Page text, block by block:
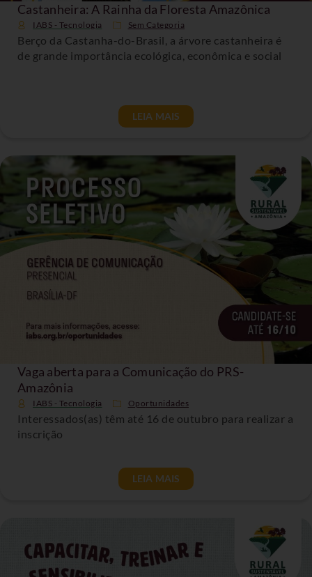
Castanheira: A Rainha da Floresta Amazônica
IABS - Tecnologia Sem Categoria
Berço da Castanha-do-Brasil, a árvore castanheira é
de grande importância ecológica, econômica e social
LEIA MAIS
Vaga aberta para a Comunicação do PRS-
Amazônia
IABS - Tecnologia Oportunidades
Interessados(as) têm até 16 de outubro para realizar a
inscrição
LEIA MAIS